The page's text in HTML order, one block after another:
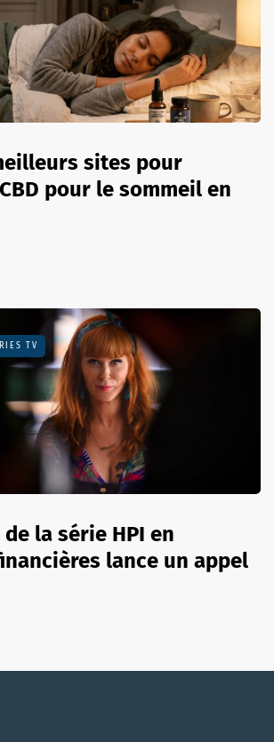
sites pour
pour le sommeil en
TV
la série HPI en
lance un appel